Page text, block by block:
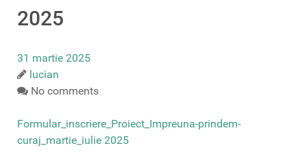
2025
31 martie 2025
lucian
No comments
Formular_inscriere_Proiect_Impreuna-prindem-
curaj_martie_iulie 2025